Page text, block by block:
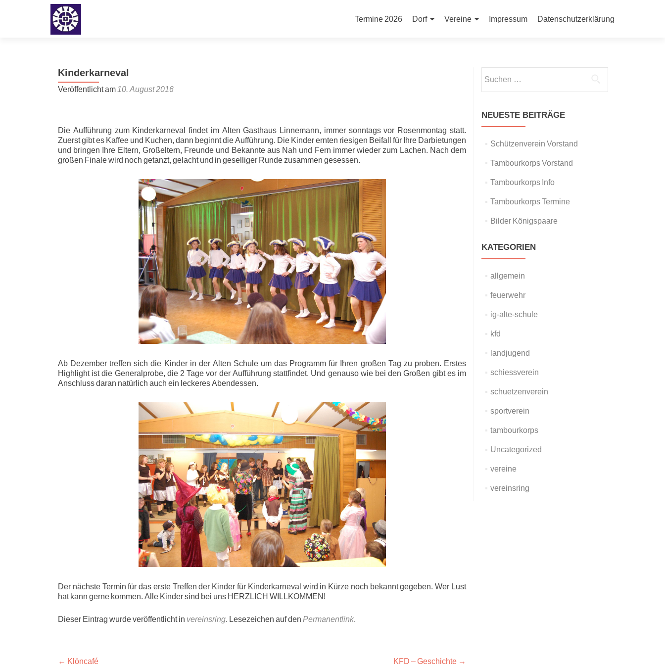
Inhalt
Termine 2026 Dorf Vereine Impressum Datenschutzerklärung
Kinderkarneval
Veröffentlicht am 10. August 2016
Die Aufführung zum Kinderkarneval findet im Alten Gasthaus Linnemann, immer sonntags vor Rosenmontag statt.
Zuerst gibt es Kaffee und Kuchen, dann beginnt die Aufführung. Die Kinder ernten riesigen Beifall für Ihre Darbietungen
und bringen Ihre Eltern, Großeltern, Freunde und Bekannte aus Nah und Fern immer wieder zum Lachen. Nach dem
großen Finale wird noch getanzt, gelacht und in geselliger Runde zusammen gesessen.
Ab Dezember treffen sich die Kinder in der Alten Schule um das Programm für Ihren großen Tag zu proben. Erstes
Highlight ist die Generalprobe, die 2 Tage vor der Aufführung stattfindet. Und genauso wie bei den Großen gibt es im
Anschluss daran natürlich auch ein leckeres Abendessen.
Der nächste Termin für das erste Treffen der Kinder für Kinderkarneval wird in Kürze noch bekannt gegeben. Wer Lust
hat kann gerne kommen. Alle Kinder sind bei uns HERZLICH WILLKOMMEN!
Dieser Eintrag wurde veröffentlicht in vereinsring. Lesezeichen auf den Permanentlink.
← Klöncafé KFD – Geschichte →
nach:
NEUESTE BEITRÄGE
Schützenverein Vorstand
Tambourkorps Vorstand
Tambourkorps Info
Tambourkorps Termine
Bilder Königspaare
KATEGORIEN
allgemein
feuerwehr
ig-alte-schule
kfd
landjugend
schiessverein
schuetzenverein
sportverein
tambourkorps
Uncategorized
vereine
vereinsring